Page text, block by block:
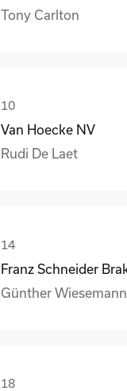
Tony Carlton
Van Hoecke NV
Rudi De Laet
Günther Wiesemann